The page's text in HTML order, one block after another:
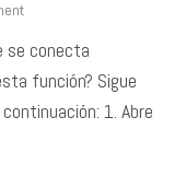
se conecta
función? Sigue
1. Abre